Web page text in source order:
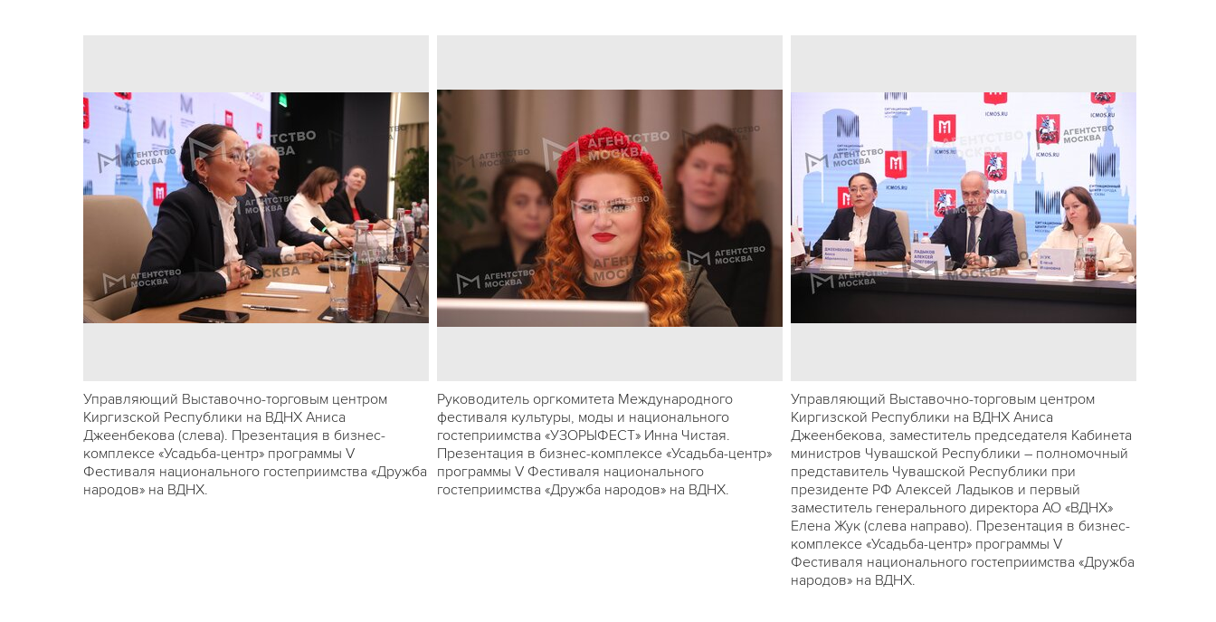
Управляющий Выставочно-торговым центром
Киргизской Республики на ВДНХ Аниса
Джеенбекова (слева). Презентация в бизнес-
комплексе «Усадьба-центр» программы V
Фестиваля национального гостеприимства «Дружба
народов» на ВДНХ.
Руководитель оргкомитета Международного
фестиваля культуры, моды и национального
гостеприимства «УЗОРЫФЕСТ» Инна Чистая.
Презентация в бизнес-комплексе «Усадьба-центр»
программы V Фестиваля национального
гостеприимства «Дружба народов» на ВДНХ.
Управляющий Выставочно-торговым центром
Киргизской Республики на ВДНХ Аниса
Джеенбекова, заместитель председателя Кабинета
министров Чувашской Республики – полномочный
представитель Чувашской Республики при
президенте РФ Алексей Ладыков и первый
заместитель генерального директора АО «ВДНХ»
Елена Жук (слева направо). Презентация в бизнес-
комплексе «Усадьба-центр» программы V
Фестиваля национального гостеприимства «Дружба
народов» на ВДНХ.